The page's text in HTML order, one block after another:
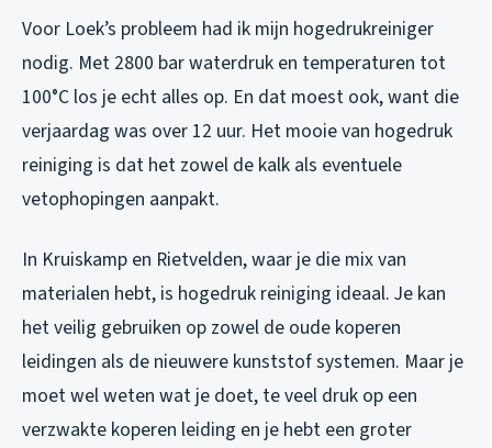
Voor Loek’s probleem had ik mijn hogedrukreiniger
nodig. Met 2800 bar waterdruk en temperaturen tot
100°C los je echt alles op. En dat moest ook, want die
verjaardag was over 12 uur. Het mooie van hogedruk
reiniging is dat het zowel de kalk als eventuele
vetophopingen aanpakt.
In Kruiskamp en Rietvelden, waar je die mix van
materialen hebt, is hogedruk reiniging ideaal. Je kan
het veilig gebruiken op zowel de oude koperen
leidingen als de nieuwere kunststof systemen. Maar je
moet wel weten wat je doet, te veel druk op een
verzwakte koperen leiding en je hebt een groter